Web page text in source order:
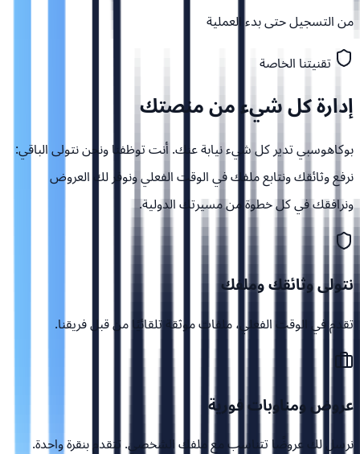
من التسجيل حتى بدء العملية
تقنيتنا الخاصة
إدارة كل شيء منمنصتك
بوكاهوسبي تدير كل شيء نيابة عنك. أنت توظفنا ونحن نتولى الباقي:
نرفع وثائقك ونتابع ملفك في الوقت الفعلي ونوفر لك العروض
ونرافقك في كل خطوة من مسيرتك الدولية.
نتولى وثائقك وملفك
تقدم في الوقت الفعلي، ملفات موثقة تلقائيًا من قبل فريقنا.
عروض ومناوبات فورية
نرسل لك عروضًا تتناسب مع ملفك الشخصي. تتقدم بنقرة واحدة.